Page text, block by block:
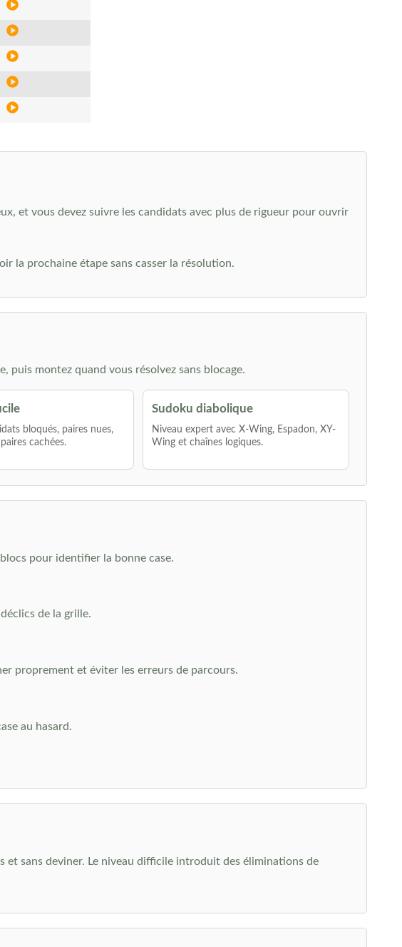
et vous devez suivre les candidats avec plus de rigueur pour ouvrir
la prochaine étape sans casser la résolution.
puis montez quand vous résolvez sans blocage.
bloqués, paires nues,
cachées.
Sudoku diabolique
Niveau expert avec X-Wing, Espadon, XY-
Wing et chaînes logiques.
pour identifier la bonne case.
de la grille.
proprement et éviter les erreurs de parcours.
au hasard.
sans deviner. Le niveau difficile introduit des éliminations de